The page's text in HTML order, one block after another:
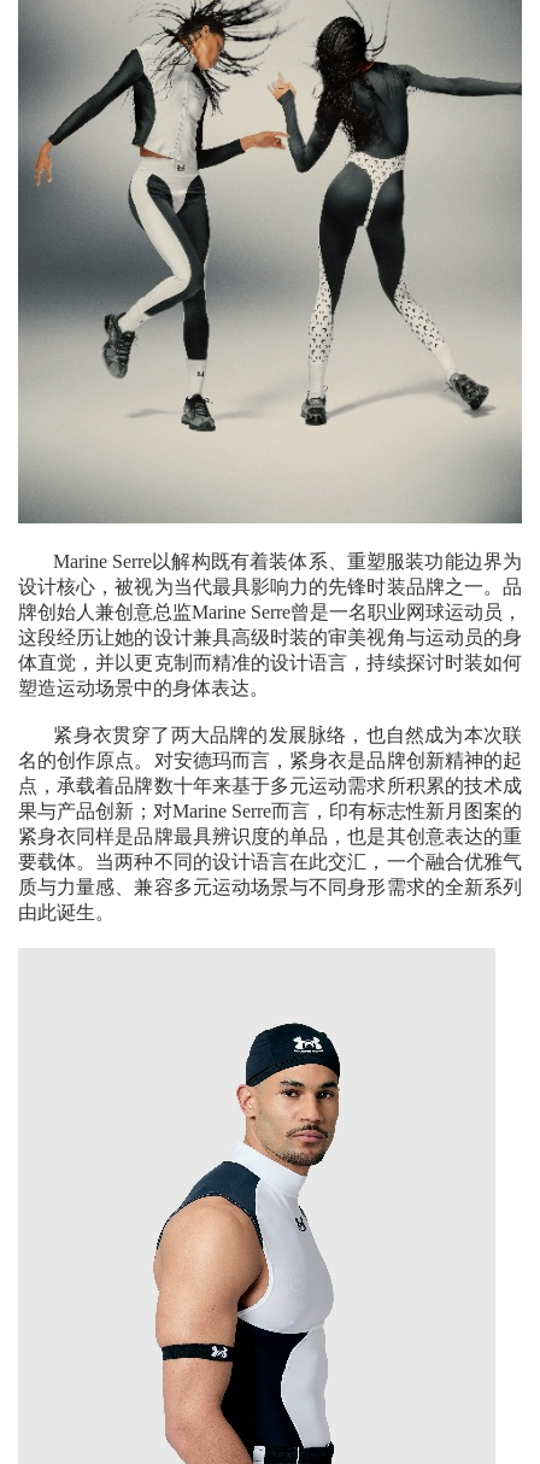
Marine Serre以解构既有着装体系、重塑服装功能边界为
设计核心，被视为当代最具影响力的先锋时装品牌之一。品
牌创始人兼创意总监Marine Serre曾是一名职业网球运动员，
这段经历让她的设计兼具高级时装的审美视角与运动员的身
体直觉，并以更克制而精准的设计语言，持续探讨时装如何
塑造运动场景中的身体表达。
紧身衣贯穿了两大品牌的发展脉络，也自然成为本次联
名的创作原点。对安德玛而言，紧身衣是品牌创新精神的起
点，承载着品牌数十年来基于多元运动需求所积累的技术成
果与产品创新；对Marine Serre而言，印有标志性新月图案的
紧身衣同样是品牌最具辨识度的单品，也是其创意表达的重
要载体。当两种不同的设计语言在此交汇，一个融合优雅气
质与力量感、兼容多元运动场景与不同身形需求的全新系列
由此诞生。